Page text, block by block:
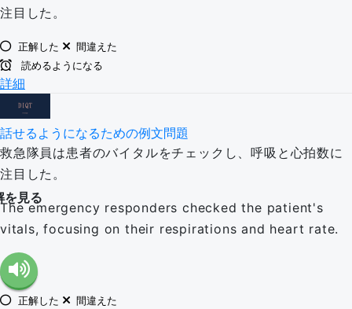
注目した。
正解した
間違えた
読めるようになる
詳細
話せるようになるための例文問題
救急隊員は患者のバイタルをチェックし、呼吸と心拍数に
注目した。
を見る
The emergency responders checked the patient's
vitals, focusing on their respirations and heart rate.
正解した
間違えた